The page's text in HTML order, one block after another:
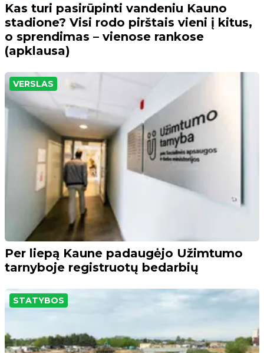
Kas turi pasirūpinti vandeniu Kauno
stadione? Visi rodo pirštais vieni į kitus,
o sprendimas – vienose rankose
(apklausa)
VERSLAS
Per liepą Kaune padaugėjo Užimtumo
tarnyboje registruotų bedarbių
STATYBOS